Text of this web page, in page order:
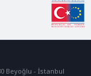
Beyoğlu - İstanbul